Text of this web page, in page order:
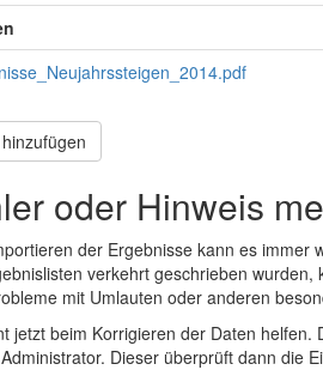
oder Hinweis
der Ergebnisse kann es
verkehrt geschrieben
mit Umlauten oder anderen
jetzt beim Korrigieren der Daten
Dieser überprüft dann die